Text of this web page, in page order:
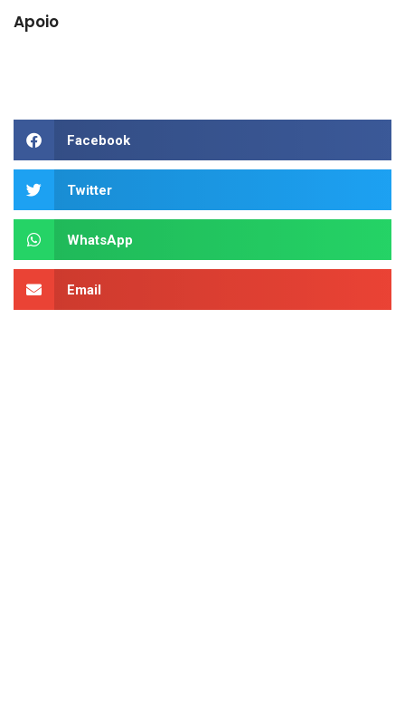
Apoio
Facebook
Twitter
WhatsApp
Email